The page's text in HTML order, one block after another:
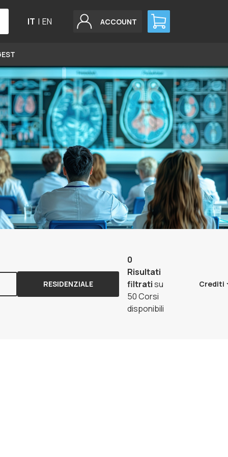
IT | EN ACCOUNT
RESIDENZIALE
0
Risultati
filtratisu
50 Corsi
disponibili
Crediti